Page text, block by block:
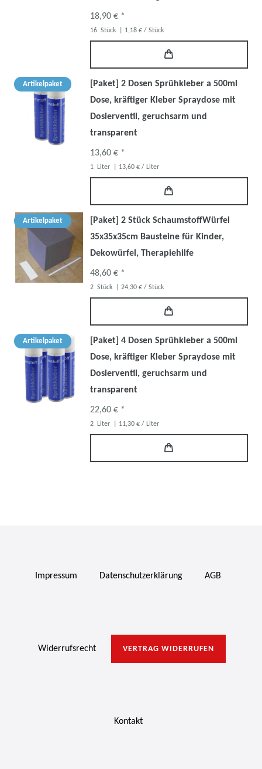
18,90 € *
16 Stück | 1,18 € / Stück
Artikelpaket
[Paket] 2 Dosen Sprühkleber a 500ml
Dose, kräftiger Kleber Spraydose mit
Dosierventil, geruchsarm und
transparent
13,60 € *
1 Liter | 13,60 € / Liter
Artikelpaket
[Paket] 2 Stück SchaumstoffWürfel
35x35x35cm Bausteine für Kinder,
Dekowürfel, Therapiehilfe
48,60 € *
2 Stück | 24,30 € / Stück
Artikelpaket
[Paket] 4 Dosen Sprühkleber a 500ml
Dose, kräftiger Kleber Spraydose mit
Dosierventil, geruchsarm und
transparent
22,60 € *
2 Liter | 11,30 € / Liter
Impressum Daten­schutz­erklärung AGB
Widerrufs­recht VERTRAG WIDERRUFEN
Kontakt